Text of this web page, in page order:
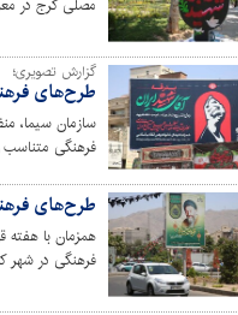
مصلی کرج در
گزارش تصویری؛
طرح‌های
سازمان سیما،
فرهنگی متناسب
طرح‌های
همزمان با هفته
فرهنگی در شهر